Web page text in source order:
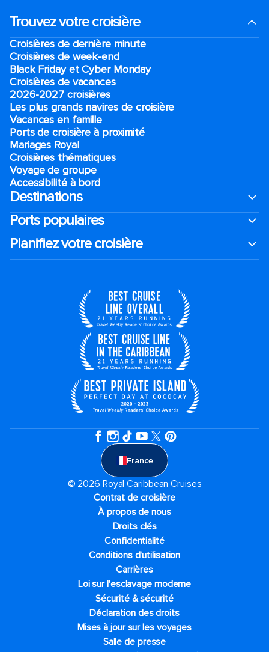
Trouvez votre croisière
Croisières de dernière minute
Croisières de week-end
Black Friday et Cyber Monday
Croisières de vacances
2026-2027 croisières
Les plus grands navires de croisière
Vacances en famille
Ports de croisière à proximité
Mariages Royal
Croisières thématiques
Voyage de groupe​
Accessibilité à bord​
Destinations
Ports populaires
Planifiez votre croisière
France
© 2026 Royal Caribbean Cruises
Contrat de croisière
À propos de nous
Droits clés
Confidentialité
Conditions d'utilisation
Carrières
Loi sur l'esclavage moderne
Sécurité & sécurité
Déclaration des droits
Mises à jour sur les voyages
Salle de presse